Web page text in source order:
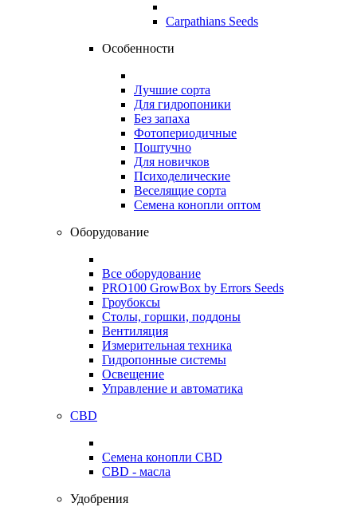
Carpathians Seeds
Особенности
Лучшие сорта
Для гидропоники
Без запаха
Фотопериодичные
Поштучно
Для новичков
Психоделические
Веселящие сорта
Семена конопли оптом
Оборудование
Все оборудование
PRO100 GrowBox by Errors Seeds
Гроубоксы
Столы, горшки, поддоны
Вентиляция
Измерительная техника
Гидропонные системы
Освещение
Управление и автоматика
CBD
Семена конопли CBD
CBD - масла
Удобрения